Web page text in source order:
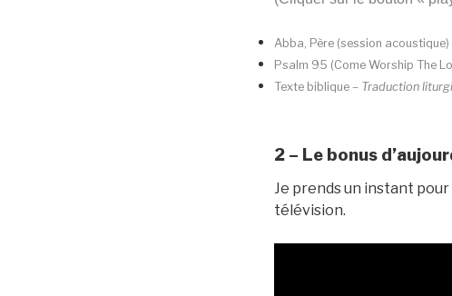
Abba, Père (session acoustique)
Psalm 95 (Come Worship The
Texte biblique – Traduction
2 – Le bonus
Je prends un instant
télévision.